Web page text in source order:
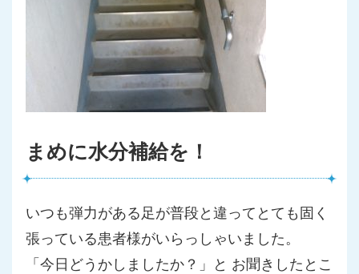
まめに水分補給を！
いつも弾力がある足が普段と違ってとても固く
張っている患者様がいらっしゃいました。
「今日どうかしましたか？」と お聞きしたとこ